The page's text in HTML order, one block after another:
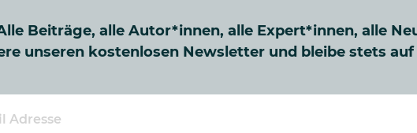
Beiträge, alle Autor*innen, alle Expert*innen, alle
unseren kostenlosen Newsletter und bleibe stets